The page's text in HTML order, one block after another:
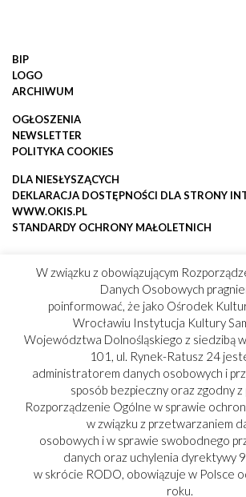
BIP
LOGO
ARCHIWUM
OGŁOSZENIA
NEWSLETTER
POLITYKA COOKIES
DLA NIESŁYSZĄCYCH
DEKLARACJA DOSTĘPNOŚCI DLA STRONY
WWW.OKIS.PL
STANDARDY OCHRONY MAŁOLETNICH
W związku z obowiązującym
Danych Osobowych
poinformować, że jako Ośrodek
Wrocławiu Instytucja Kultury
Województwa Dolnośląskiego z siedzibą
101, ul. Rynek-Ratusz 24
administratorem danych osobowych i
sposób bezpieczny oraz zgodny z
Rozporządzenie Ogólne w sprawie
w związku z przetwarzaniem
osobowych i w sprawie swobodnego
danych oraz uchylenia dyrektywy
w skrócie RODO, obowiązuje w Polsce
roku.